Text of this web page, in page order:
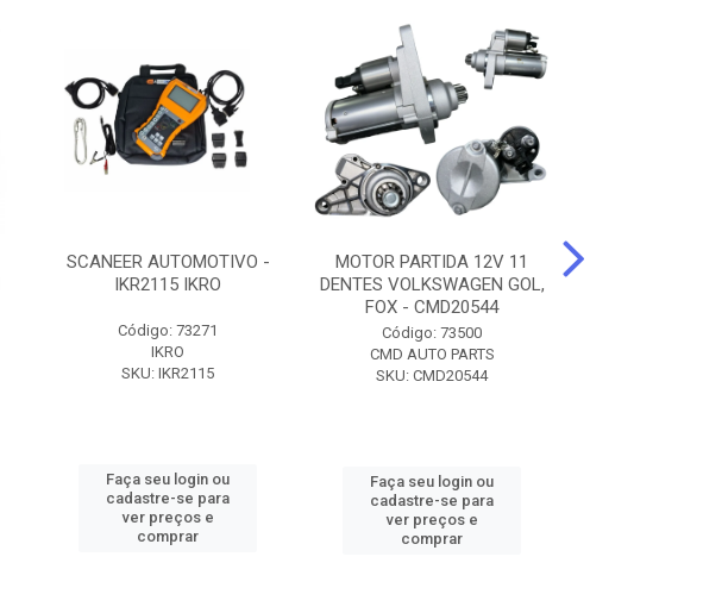
SCANEER AUTOMOTIVO -
IKR2115 IKRO
Código: 73271
IKRO
SKU: IKR2115
Faça seu login ou
cadastre-se para
ver preços e
comprar
MOTOR PARTIDA 12V 11
DENTES VOLKSWAGEN GOL,
FOX - CMD20544
Código: 73500
CMD AUTO PARTS
SKU: CMD20544
Faça seu login ou
cadastre-se para
ver preços e
comprar